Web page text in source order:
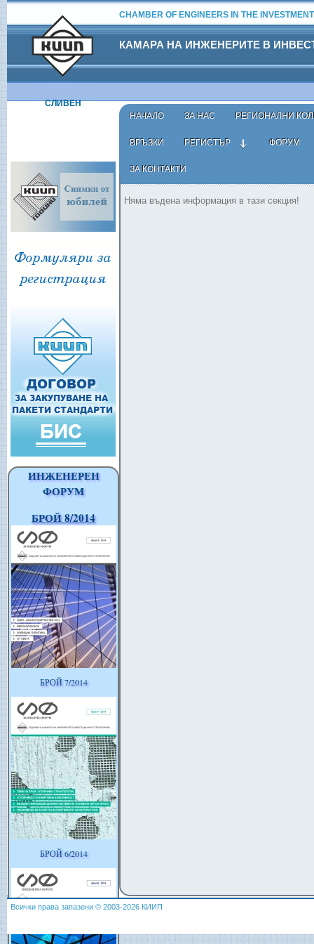
СЛИВЕН
CHAMBER OF ENGINEERS IN THE
КАМАРА НА ИНЖЕНЕРИТЕ В
НАЧАЛО ЗА НАС РЕГИОНАЛНИ
ВРЪЗКИ РЕГИСТЪР ФОРУМ
ЗА КОНТАКТИ
ИНЖЕНЕРЕН
ФОРУМ
БРОЙ 8/2014
БРОЙ 7/2014
БРОЙ 6/2014
ЗА НАС
Няма въдена информация в тази секция!
Всички права запазени © 2003-2026 КИИП